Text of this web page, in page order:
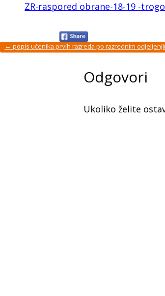
ZR-raspored obrane-18-19 -
← popis učenika prvih razreda po razrednim
Odgovori
Ukoliko želite